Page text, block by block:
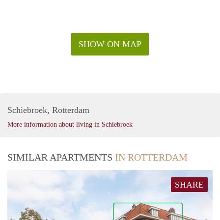
SHOW ON MAP
Schiebroek, Rotterdam
More information about living in Schiebroek
SIMILAR APARTMENTS IN ROTTERDAM
SHARE